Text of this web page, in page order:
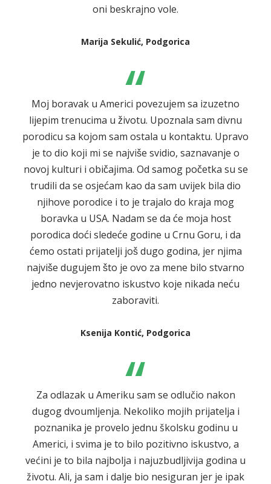
oni beskrajno vole.
Marija Sekulić, Podgorica
“
Moj boravak u Americi povezujem sa izuzetno
lijepim trenucima u životu. Upoznala sam divnu
porodicu sa kojom sam ostala u kontaktu. Upravo
je to dio koji mi se najviše svidio, saznavanje o
novoj kulturi i običajima. Od samog početka su se
trudili da se osjećam kao da sam uvijek bila dio
njihove porodice i to je trajalo do kraja mog
boravka u USA. Nadam se da će moja host
porodica doći sledeće godine u Crnu Goru, i da
ćemo ostati prijatelji još dugo godina, jer njima
najviše dugujem što je ovo za mene bilo stvarno
jedno nevjerovatno iskustvo koje nikada neću
zaboraviti.
Ksenija Kontić, Podgorica
“
Za odlazak u Ameriku sam se odlučio nakon
dugog dvoumljenja. Nekoliko mojih prijatelja i
poznanika je provelo jednu školsku godinu u
Americi, i svima je to bilo pozitivno iskustvo, a
većini je to bila najbolja i najuzbudljivija godina u
životu. Ali, ja sam i dalje bio nesiguran jer je ipak